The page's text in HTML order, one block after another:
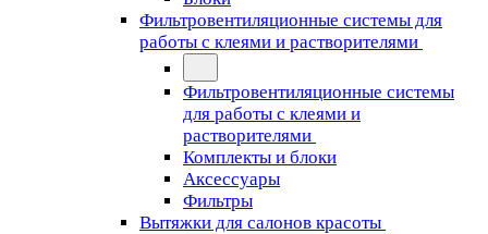
Фильтровентиляционные системы для
работы с клеями и растворителями
Фильтровентиляционные системы
для работы с клеями и
растворителями
Комплекты и блоки
Аксессуары
Фильтры
Вытяжки для салонов красоты